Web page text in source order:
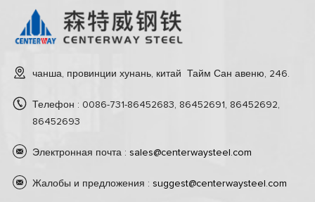
чанша, провинции хунань, китай Тайм Сан авеню, 246.
Телефон : 0086-731-86452683, 86452691, 86452692,
86452693
Электронная почта : sales@centerwaysteel.com
Жалобы и предложения : suggest@centerwaysteel.com